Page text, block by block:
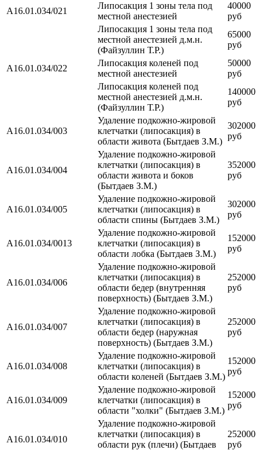
A16.01.034/021
Липосакция 1 зоны тела под
местной анестезией
40000
руб
Липосакция 1 зоны тела под
местной анестезией д.м.н.
(Файзуллин Т.Р.)
65000
руб
A16.01.034/022
Липосакция коленей под
местной анестезией
50000
руб
Липосакция коленей под
местной анестезией д.м.н.
(Файзуллин Т.Р.)
140000
руб
A16.01.034/003
Удаление подкожно-жировой
клетчатки (липосакция) в
области живота (Бытдаев З.М.)
302000
руб
A16.01.034/004
Удаление подкожно-жировой
клетчатки (липосакция) в
области живота и боков
(Бытдаев З.М.)
352000
руб
A16.01.034/005
Удаление подкожно-жировой
клетчатки (липосакция) в
области спины (Бытдаев З.М.)
302000
руб
A16.01.034/0013
Удаление подкожно-жировой
клетчатки (липосакция) в
области лобка (Бытдаев З.М.)
152000
руб
A16.01.034/006
Удаление подкожно-жировой
клетчатки (липосакция) в
области бедер (внутренняя
поверхность) (Бытдаев З.М.)
252000
руб
A16.01.034/007
Удаление подкожно-жировой
клетчатки (липосакция) в
области бедер (наружная
поверхность) (Бытдаев З.М.)
252000
руб
A16.01.034/008
Удаление подкожно-жировой
клетчатки (липосакция) в
области коленей (Бытдаев З.М.)
152000
руб
A16.01.034/009
Удаление подкожно-жировой
клетчатки (липосакция) в
области "холки" (Бытдаев З.М.)
152000
руб
A16.01.034/010
Удаление подкожно-жировой
клетчатки (липосакция) в
области рук (плечи) (Бытдаев
252000
руб